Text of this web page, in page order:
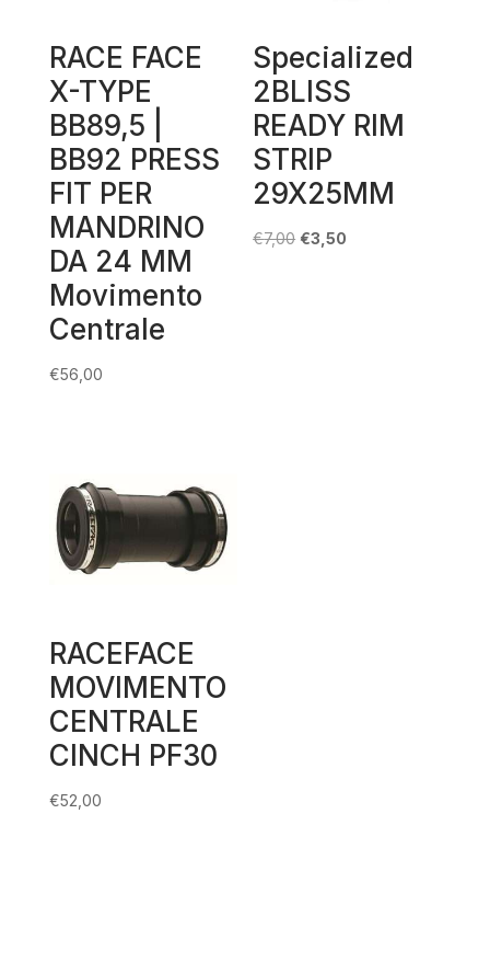
RACE FACE
X-TYPE
BB89,5 |
BB92 PRESS
FIT PER
MANDRINO
DA 24 MM
Movimento
Centrale
€56,00
Specialized
2BLISS
READY RIM
STRIP
29X25MM
€7,00 Il
€3,50
RACEFACE
MOVIMENTO
CENTRALE
CINCH PF30
€52,00